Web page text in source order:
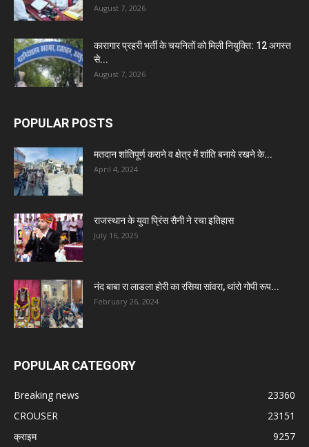
August 7, 2026
कारागार प्रहरी भर्ती के चयनितों को मिली नियुक्ति: 12 अगस्त
से...
August 7, 2026
POPULAR POSTS
मतदान शांतिपूर्ण कराने व क्षेत्र में शांति बनाये रखने के...
April 4, 2024
राजस्थान के युवा प्रिंस सैनी ने रचा इतिहास
July 16, 2025
नंद बाबा रा लाडला होरी का रसिया सांवरा, थांरो गोपी रूप...
February 26, 2024
POPULAR CATEGORY
Breaking news
23360
CROUSER
23151
क्राइम
9257